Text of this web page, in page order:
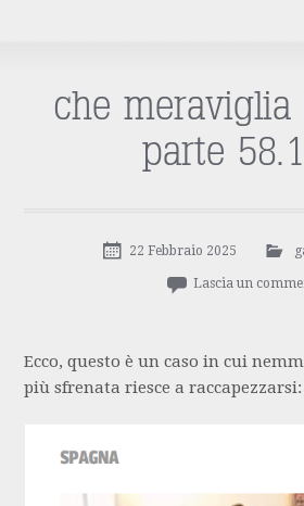
che meraviglia
parte
22 Febbraio 2025
Lascia un
Ecco, questo è un caso in cui
più sfrenata riesce a raccapezzarsi: